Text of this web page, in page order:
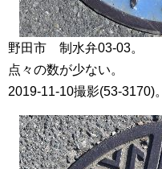
野田市 制水弁03-03。
点々の数が少ない。
2019-11-10撮影(53-3170)。